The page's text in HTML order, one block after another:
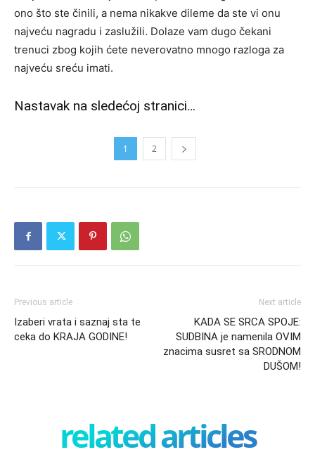
ono što ste činili, a nema nikakve dileme da ste vi onu
najveću nagradu i zaslužili. Dolaze vam dugo čekani
trenuci zbog kojih ćete neverovatno mnogo razloga za
najveću sreću imati.
Nastavak na sledećoj stranici…
1 2
Previous article
Izaberi vrata i saznaj sta te
ceka do KRAJA GODINE!
Next article
KADA SE SRCA SPOJE:
SUDBINA je namenila OVIM
znacima susret sa SRODNOM
DUŠOM!
related articles